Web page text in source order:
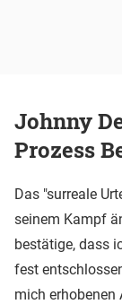
Johnny
Prozess
Das "surreale
seinem Kampf
bestätige, dass
fest
mich